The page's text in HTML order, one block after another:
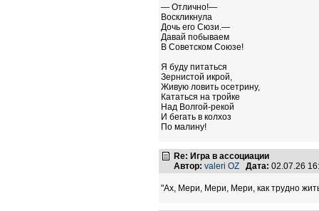
— Отлично!—
Воскликнула
Дочь его Сюзи.—
Давай побываем
В Советском Союзе!
Я буду питаться
Зернистой икрой,
Живую ловить осетрину,
Кататься на тройке
Над Волгой-рекой
И бегать в колхоз
По малину!
Re: Игра в ассоциации
Автор: valeri OZ Дата: 02.07.26
"Ах, Мери, Мери, Мери, как трудно